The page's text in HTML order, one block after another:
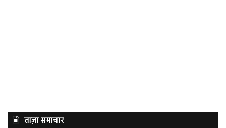
ताज़ा समाचार